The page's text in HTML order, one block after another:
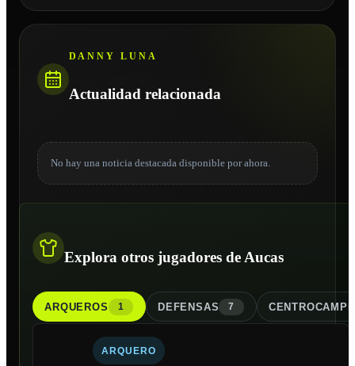
DANNY LUNA
Actualidad relacionada
No hay una noticia destacada disponible por ahora.
Explora otros jugadores de Aucas
ARQUEROS 1 DEFENSAS 7
ARQUERO